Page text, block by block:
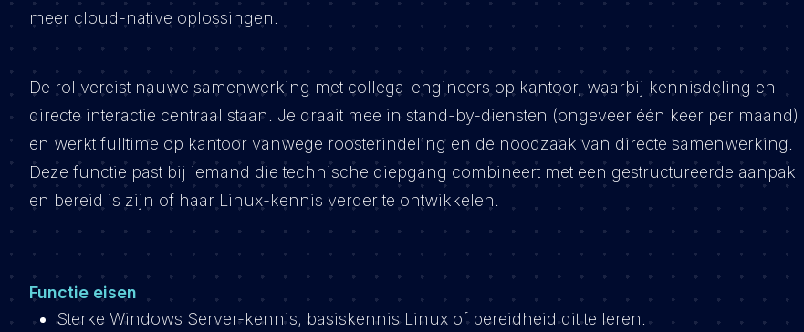
meer cloud-native oplossingen.
De rol vereist nauwe samenwerking met collega-engineers op kantoor, waarbij kennisdeling en
directe interactie centraal staan. Je draait mee in stand-by-diensten (ongeveer één keer per maand)
en werkt fulltime op kantoor vanwege roosterindeling en de noodzaak van directe samenwerking.
Deze functie past bij iemand die technische diepgang combineert met een gestructureerde aanpak
en bereid is zijn of haar Linux-kennis verder te ontwikkelen.
Functie eisen
Sterke Windows Server-kennis, basiskennis Linux of bereidheid dit te leren.